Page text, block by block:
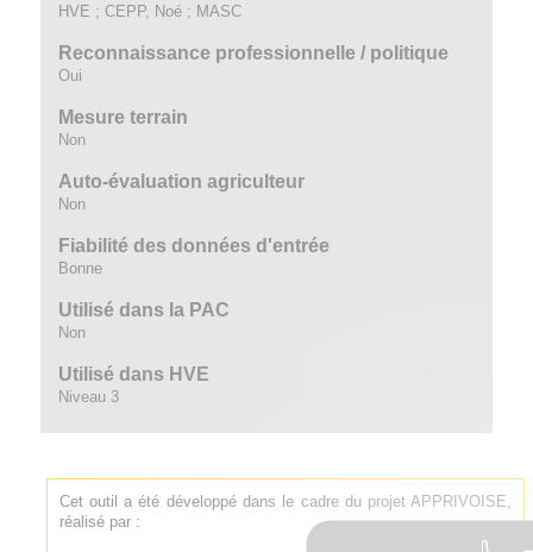
HVE ; CEPP, Noé ; MASC
Reconnaissance professionnelle / politique
Oui
Mesure terrain
Non
Auto-évaluation agriculteur
Non
Fiabilité des données d'entrée
Bonne
Utilisé dans la PAC
Non
Utilisé dans HVE
Niveau 3
Cet outil a été développé dans le cadre du projet APPRIVOISE,
réalisé par :